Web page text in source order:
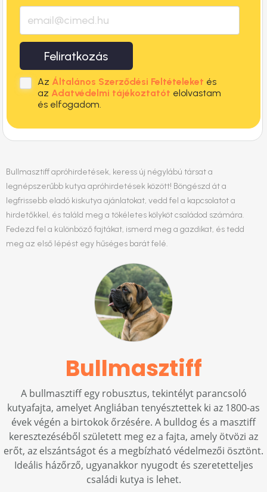
Feliratkozás
Az Általános Szerződési Feltételeket és
az Adatvédelmi tájékoztatót elolvastam
és elfogadom.
Bullmasztiff apróhirdetések, keress új négylábú társat a
legnépszerűbb kutya apróhirdetések között! Böngészd át a
legfrissebb eladó kiskutya ajánlatokat, vedd fel a kapcsolatot a
hirdetőkkel, és találd meg a tökéletes kölyköt családod számára.
Fedezd fel a különböző fajtákat, ismerd meg a gazdikat, és tedd
meg az első lépést egy hűséges barát felé.
Bullmasztiff
A bullmasztiff egy robusztus, tekintélyt parancsoló
kutyafajta, amelyet Angliában tenyésztettek ki az 1800-as
évek végén a birtokok őrzésére. A bulldog és a masztiff
keresztezéséből született meg ez a fajta, amely ötvözi az
erőt, az elszántságot és a megbízható védelmezői ösztönt.
Ideális házőrző, ugyanakkor nyugodt és szeretetteljes
családi kutya is lehet.